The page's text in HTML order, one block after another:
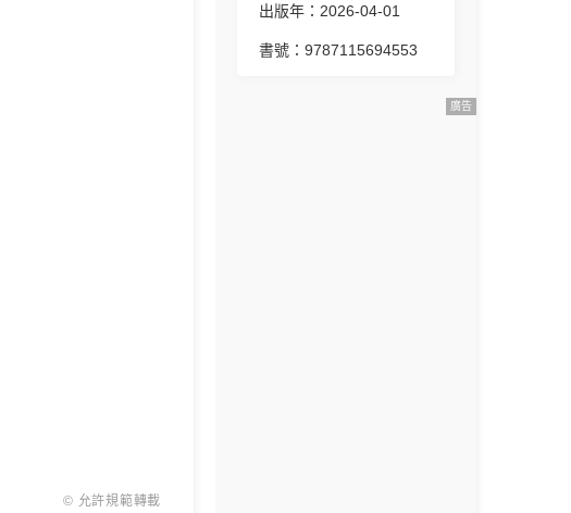
© 允許規範轉載
出版年：2026-04-01
書號：9787115694553
廣告